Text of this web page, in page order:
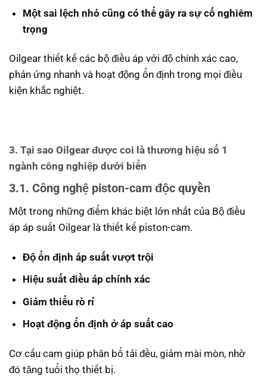
Một sai lệch nhỏ cũng có thể gây ra sự cố nghiêm
trọng
Oilgear thiết kế các bộ điều áp với độ chính xác cao,
phản ứng nhanh và hoạt động ổn định trong mọi điều
kiện khắc nghiệt.
3. Tại sao Oilgear được coi là thương hiệu số 1
ngành công nghiệp dưới biển
3.1. Công nghệ piston-cam độc quyền
Một trong những điểm khác biệt lớn nhất của Bộ điều
áp áp suất Oilgear là thiết kế piston-cam.
Độ ổn định áp suất vượt trội
Hiệu suất điều áp chính xác
Giảm thiểu rò rỉ
Hoạt động ổn định ở áp suất cao
Cơ cấu cam giúp phân bổ tải đều, giảm mài mòn, nhờ
đó tăng tuổi thọ thiết bị.